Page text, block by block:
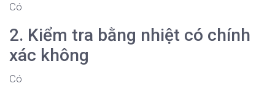
Có
2. Kiểm tra bằng nhiệt có chính
xác không
Có